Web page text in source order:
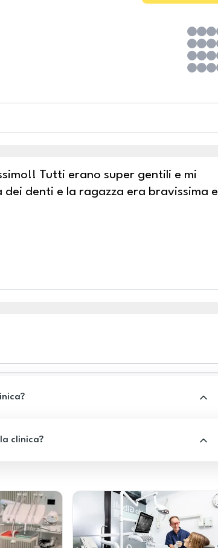
Tutti erano super gentili e mi
denti e la ragazza era bravissima e
clinica?